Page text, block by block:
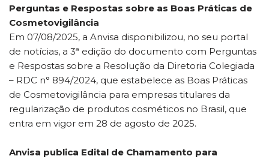
Perguntas e Respostas sobre as Boas Práticas de
Cosmetovigilância
Em 07/08/2025, a Anvisa disponibilizou, no seu portal
de notícias, a 3ª edição do documento com Perguntas
e Respostas sobre a Resolução da Diretoria Colegiada
– RDC n° 894/2024, que estabelece as Boas Práticas
de Cosmetovigilância para empresas titulares da
regularização de produtos cosméticos no Brasil, que
entra em vigor em 28 de agosto de 2025.
Anvisa publica Edital de Chamamento para